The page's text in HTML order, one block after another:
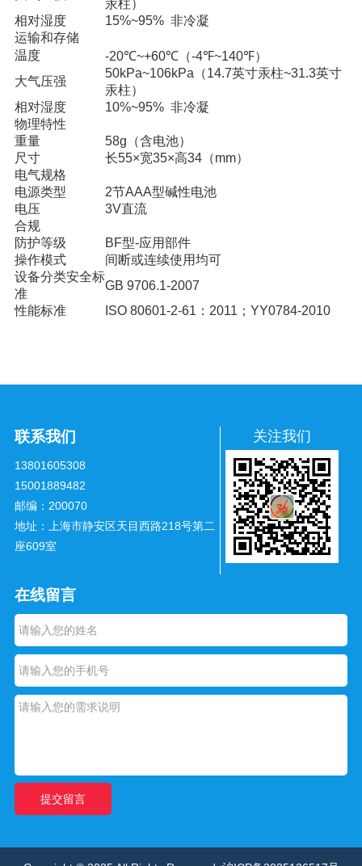
汞柱）
相对湿度
15%~95% 非冷凝
运输和存储
温度
-20℃~+60℃（-4℉~140℉）
大气压强
50kPa~106kPa（14.7英寸汞柱~31.3英寸
汞柱）
相对湿度
10%~95% 非冷凝
物理特性
重量
58g（含电池）
尺寸
长55×宽35×高34（mm）
电气规格
电源类型
2节AAA型碱性电池
电压
3V直流
合规
防护等级
BF型-应用部件
操作模式
间断或连续使用均可
设备分类安全标
准
GB 9706.1-2007
性能标准
ISO 80601-2-61：2011；YY0784-2010
联系我们
13801605308
15001889482
邮编：200070
地址：上海市静安区天目西路218号第二
座609室
关注我们
在线留言